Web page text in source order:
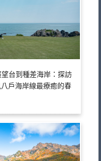
台到種差海岸：探訪
戶海岸線最療癒的春